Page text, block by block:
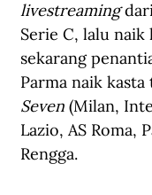
livestreaming
Serie C, lalu naik
sekarang
Parma naik
Seven (Milan,
Lazio, AS Roma,
Rengga.